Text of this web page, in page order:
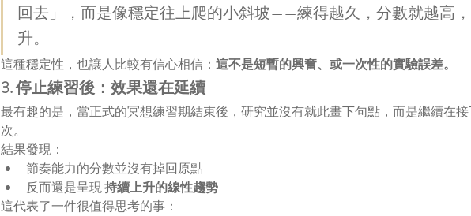
回去」，而是像穩定往上爬的小斜坡——練得越久，分數就越高
升。
這種穩定性，也讓人比較有信心相信： 這不是短暫的興奮、或一次性的實驗誤差。
3. 停止練習後：效果還在延續
最有趣的是，當正式的冥想練習期結束後，研究並沒有就此畫下句點，而是繼續在
次。
結果發現：
節奏能力的分數並沒有掉回原點
反而還是呈現 持續上升的線性趨勢
這代表了一件很值得思考的事：